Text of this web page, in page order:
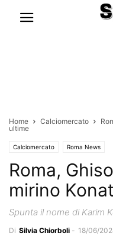
Home Calciomercato
ultime
Calciomercato Roma News
Roma,
mirino
Spunta il nome di Karim
Di Silvia Chiorboli - 18/06/